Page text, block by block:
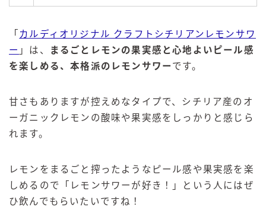
「 カルディオリジナル クラフトシチリアンレモンサワ
ー 」は、
まるごとレモンの果実感と心地よいピール感
を楽しめる、本格派のレモンサワー です。
甘さもありますが控えめなタイプで、シチリア産のオ
ーガニックレモンの酸味や果実感をしっかりと感じら
れます。
レモンをまるごと搾ったようなピール感や果実感を楽
しめるので「レモンサワーが好き！」という人にはぜ
ひ飲んでもらいたいですね！